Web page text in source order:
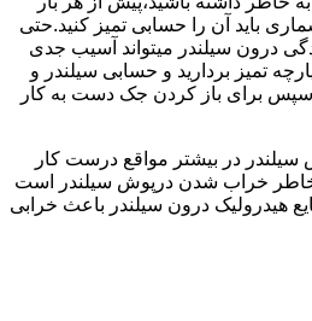
باید آن را حسابی تمیز کنید.حتی
درون سیلندر میتواند آسیب جدی
تمیز بردارید و حسابی سیلندر و
برای باز کردن جک دست به کار
در بیشتر مواقع درست کار
خراب شدن درپوش سیلندر است
هیدرولیک درون سیلندر باعث خرابی